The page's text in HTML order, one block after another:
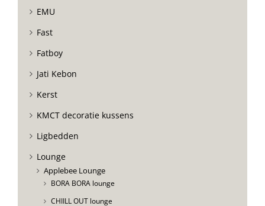
EMU
Fast
Fatboy
Jati Kebon
Kerst
KMCT decoratie kussens
Ligbedden
Lounge
Applebee Lounge
BORA BORA lounge
CHIILL OUT lounge